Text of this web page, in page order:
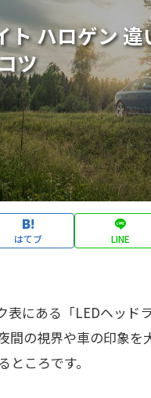
ハロゲン
ツ
はてブ LINE
表にある「LEDヘッド
間の視界や車の印象
ころです。